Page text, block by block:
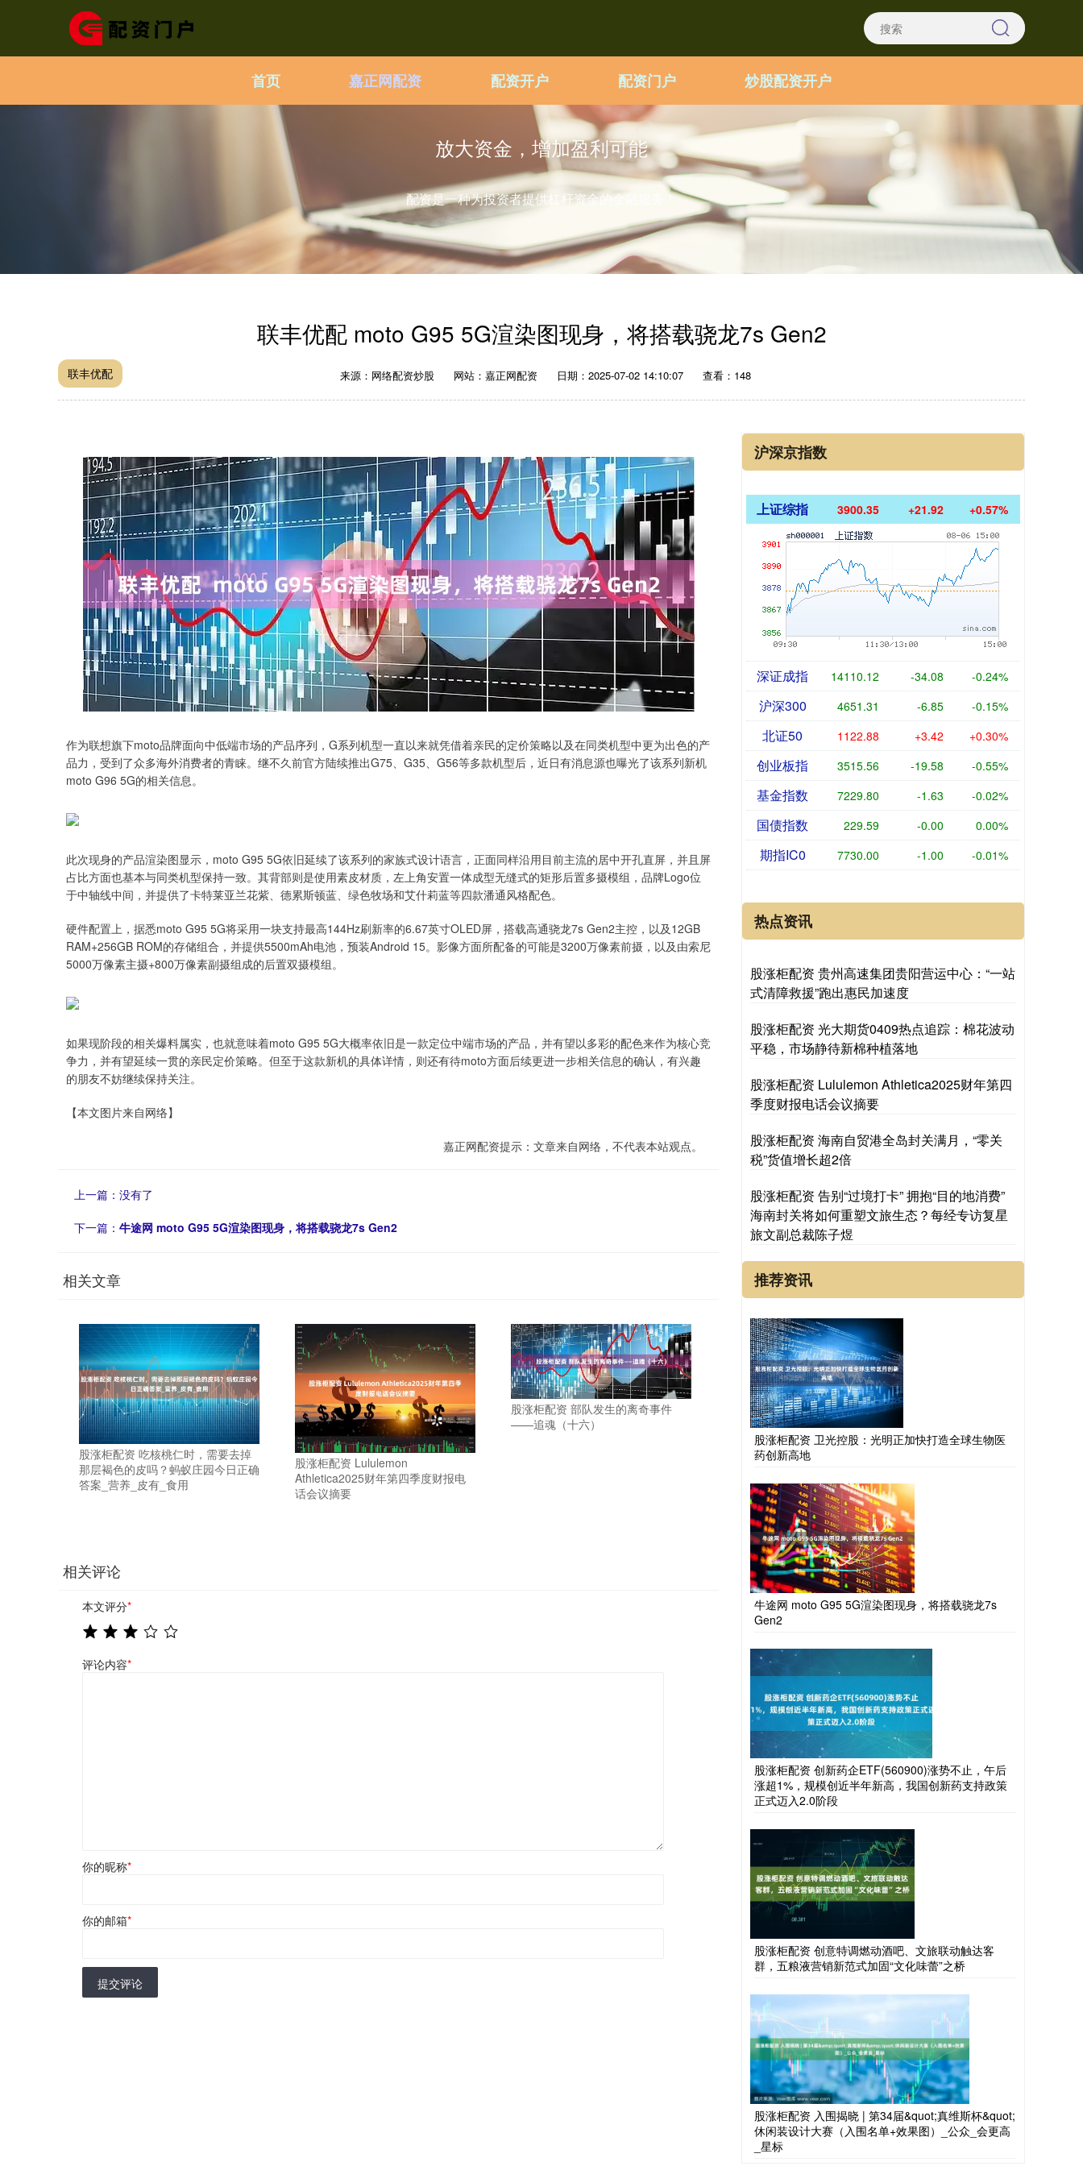
首页 嘉正网配资 配资开户 配资门户 炒股配资开户
放大资金，增加盈利可能
配资是一种为投资者提供杠杆资金的金融服务！
联丰优配 moto G95 5G渲染图现身，将搭载骁龙7s Gen2
联丰优配 来源：网络配资炒股 网站：嘉正网配资 日期：2025-07-02 14:10:07 查看：148
作为联想旗下moto品牌面向中低端市场的产品序列，G系列机型一直以来就凭借着亲民的定价策略以及在同类机型中更为出色的产
品力，受到了众多海外消费者的青睐。继不久前官方陆续推出G75、G35、G56等多款机型后，近日有消息源也曝光了该系列新机
moto G96 5G的相关信息。
此次现身的产品渲染图显示，moto G95 5G依旧延续了该系列的家族式设计语言，正面同样沿用目前主流的居中开孔直屏，并且屏
占比方面也基本与同类机型保持一致。其背部则是使用素皮材质，左上角安置一体成型无缝式的矩形后置多摄模组，品牌Logo位
于中轴线中间，并提供了卡特莱亚兰花紫、德累斯顿蓝、绿色牧场和艾什莉蓝等四款潘通风格配色。
硬件配置上，据悉moto G95 5G将采用一块支持最高144Hz刷新率的6.67英寸OLED屏，搭载高通骁龙7s Gen2主控，以及12GB
RAM+256GB ROM的存储组合，并提供5500mAh电池，预装Android 15。影像方面所配备的可能是3200万像素前摄，以及由索尼
5000万像素主摄+800万像素副摄组成的后置双摄模组。
如果现阶段的相关爆料属实，也就意味着moto G95 5G大概率依旧是一款定位中端市场的产品，并有望以多彩的配色来作为核心竞
争力，并有望延续一贯的亲民定价策略。但至于这款新机的具体详情，则还有待moto方面后续更进一步相关信息的确认，有兴趣
的朋友不妨继续保持关注。
【本文图片来自网络】
嘉正网配资提示：文章来自网络，不代表本站观点。
上一篇：没有了
下一篇： 牛途网 moto G95 5G渲染图现身，将搭载骁龙7s Gen2
相关文章
股涨柜配资 吃核桃仁时，需要去掉
那层褐色的皮吗？蚂蚁庄园今日正确
答案_营养_皮有_食用
股涨柜配资 Lululemon
Athletica2025财年第四季度财报电
话会议摘要
股涨柜配资 部队发生的离奇事件
——追魂（十六）
相关评论
本文评分*
评论内容*
你的昵称*
你的邮箱*
提交评论
沪深京指数
上证综指 3900.35 +21.92 +0.57%
深证成指 14110.12 -34.08 -0.24%
沪深300 4651.31 -6.85 -0.15%
北证50 1122.88 +3.42 +0.30%
创业板指 3515.56 -19.58 -0.55%
基金指数 7229.80 -1.63 -0.02%
国债指数 229.59 -0.00 0.00%
期指IC0 7730.00 -1.00 -0.01%
热点资讯
股涨柜配资 贵州高速集团贵阳营运中心：“一站
式清障救援”跑出惠民加速度
股涨柜配资 光大期货0409热点追踪：棉花波动
平稳，市场静待新棉种植落地
股涨柜配资 Lululemon Athletica2025财年第四
季度财报电话会议摘要
股涨柜配资 海南自贸港全岛封关满月，“零关
税”货值增长超2倍
股涨柜配资 告别“过境打卡” 拥抱“目的地消费”
海南封关将如何重塑文旅生态？每经专访复星
旅文副总裁陈子煜
推荐资讯
股涨柜配资 卫光控股：光明正加快打造全球生物医
药创新高地
牛途网 moto G95 5G渲染图现身，将搭载骁龙7s
Gen2
股涨柜配资 创新药企ETF(560900)涨势不止，午后
涨超1%，规模创近半年新高，我国创新药支持政策
正式迈入2.0阶段
股涨柜配资 创意特调燃动酒吧、文旅联动触达客
群，五粮液营销新范式加固“文化味蕾”之桥
股涨柜配资 入围揭晓 | 第34届&quot;真维斯杯&quot;
休闲装设计大赛（入围名单+效果图）_公众_会更高
_星标